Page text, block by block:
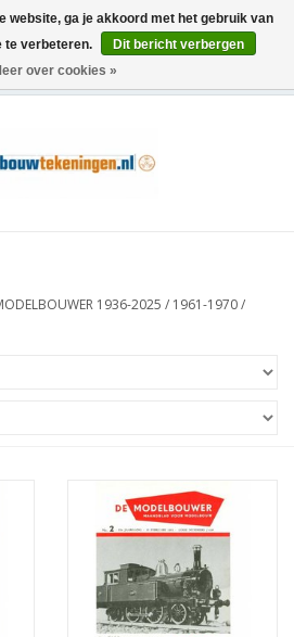
1936-2025 / 1961-1970/
website, ga je akkoord met het gebruik van
te verbeteren.
Dit bericht verbergen
over cookies »